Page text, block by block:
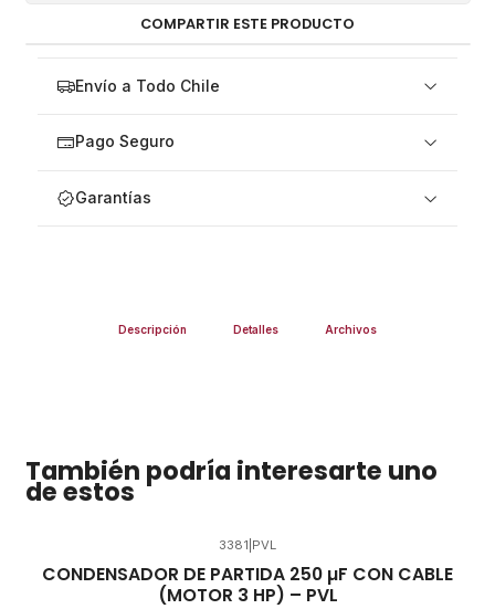
COMPARTIR ESTE PRODUCTO
Envío a Todo Chile
Pago Seguro
Garantías
Descripción Detalles Archivos
También podría interesarte uno
de estos
3381 PVL
CONDENSADOR DE PARTIDA 250 µF CON CABLE
(MOTOR 3 HP) – PVL